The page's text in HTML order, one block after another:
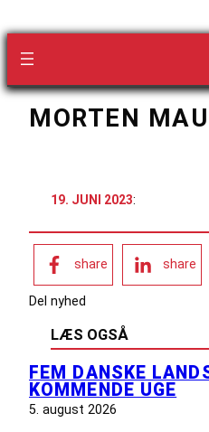
MORTEN MAU
19. JUNI 2023:
share share
Del nyhed
LÆS OGSÅ
FEM DANSKE
KOMMENDE UGE
5. august 2026